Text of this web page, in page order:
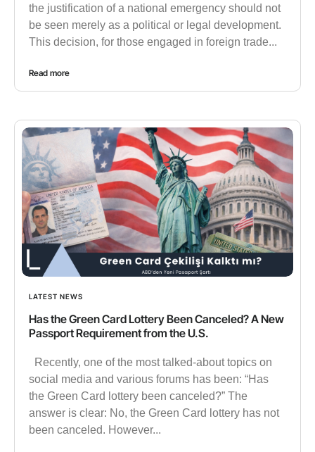
the justification of a national emergency should not
be seen merely as a political or legal development.
This decision, for those engaged in foreign trade...
Read more
LATEST NEWS
Has the Green Card Lottery Been Canceled? A New
Passport Requirement from the U.S.
Recently, one of the most talked-about topics on
social media and various forums has been: “Has
the Green Card lottery been canceled?” The
answer is clear: No, the Green Card lottery has not
been canceled. However...